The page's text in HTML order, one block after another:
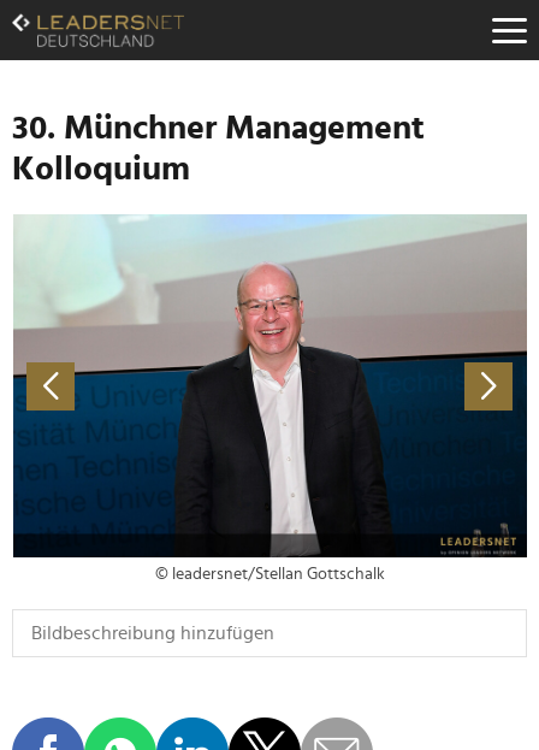
Zum
Inhalt
Zur
Navigation
Zur
Hauptnavigation
30. Münchner Management
Kolloquium
© leadersnet/Stellan Gottschalk